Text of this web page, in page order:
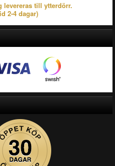
levereras till ytterdörr.
2-4 dagar)